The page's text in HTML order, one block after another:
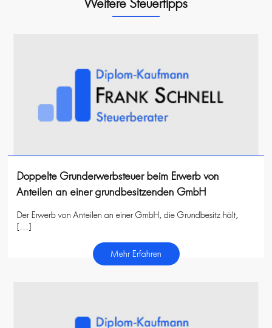
Weitere Steuertipps
Doppelte Grunderwerbsteuer beim Erwerb von
Anteilen an einer grundbesitzenden GmbH
Der Erwerb von Anteilen an einer GmbH, die Grundbesitz hält,
[…]
Mehr Erfahren